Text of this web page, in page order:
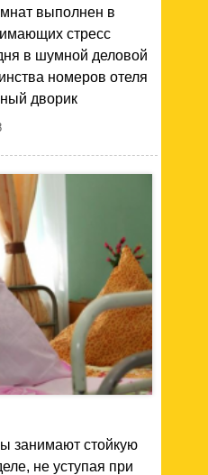
выполнен в
стресс
в шумной деловой
номеров отеля
дворик
занимают стойкую
не уступая при